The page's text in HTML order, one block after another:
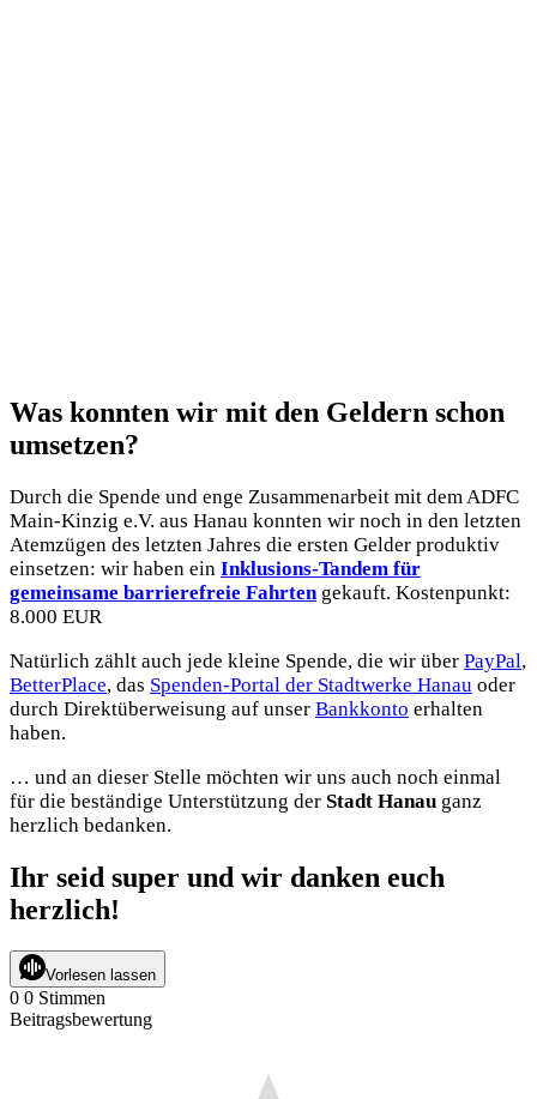
Was konnten wir mit den Geldern schon
umsetzen?
Durch die Spende und enge Zusammenarbeit mit dem ADFC
Main-Kinzig e.V. aus Hanau konnten wir noch in den letzten
Atemzügen des letzten Jahres die ersten Gelder produktiv
einsetzen: wir haben ein Inklusions-Tandem für
gemeinsame barrierefreie Fahrten gekauft. Kostenpunkt:
8.000 EUR
Natürlich zählt auch jede kleine Spende, die wir über PayPal,
BetterPlace, das Spenden-Portal der Stadtwerke Hanau oder
durch Direktüberweisung auf unser Bankkonto erhalten
haben.
… und an dieser Stelle möchten wir uns auch noch einmal
für die beständige Unterstützung der Stadt Hanau ganz
herzlich bedanken.
Ihr seid super und wir danken euch
herzlich!
Vorlesen lassen
0 0 Stimmen
Beitragsbewertung